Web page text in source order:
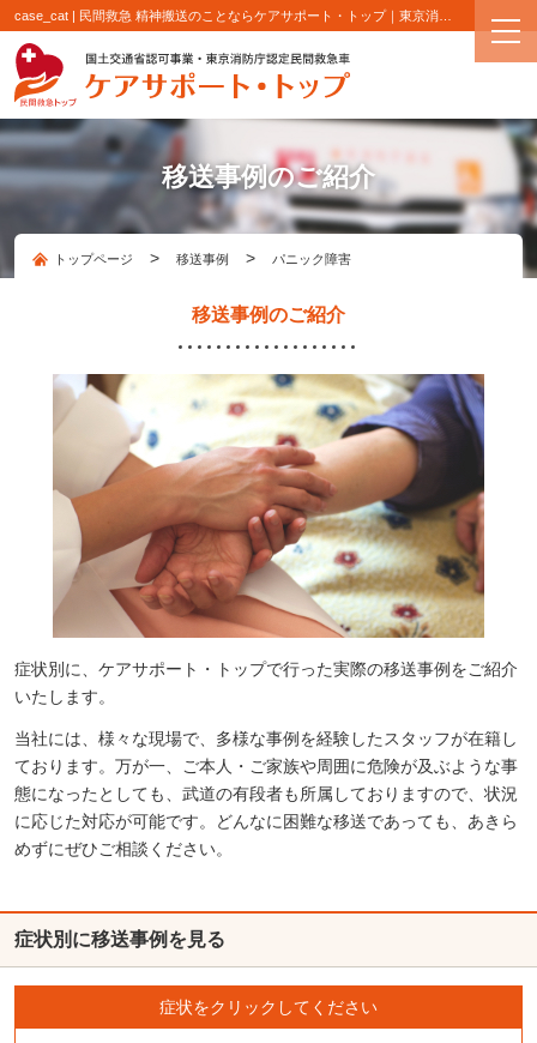
移送事例のご紹介
トップページ > 移送事例 > パニック障害
移送事例のご紹介
症状別に、ケアサポート・トップで行った実際の移送事例をご紹介
いたします。
当社には、様々な現場で、多様な事例を経験したスタッフが在籍し
ております。万が一、ご本人・ご家族や周囲に危険が及ぶような事
態になったとしても、武道の有段者も所属しておりますので、状況
に応じた対応が可能です。どんなに困難な移送であっても、あきら
めずにぜひご相談ください。
症状別に移送事例を見る
症状をクリックしてください